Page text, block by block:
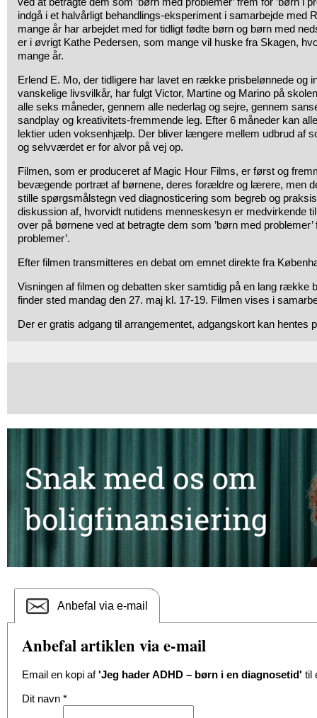
indgå i et halvårligt behandlings-eksperiment i samarbejde med
mange år har arbejdet med for tidligt fødte børn og børn med
er i øvrigt Kathe Pedersen, som mange vil huske fra Skagen,
mange år.
Erlend E. Mo, der tidligere har lavet en række prisbelønnede og
vanskelige livsvilkår, har fulgt Victor, Martine og Marino på
alle seks måneder, gennem alle nederlag og sejre, gennem
sandplay og kreativitets-fremmende leg. Efter 6 måneder kan
lektier uden voksenhjælp. Der bliver længere mellem udbrud af
og selvværdet er for alvor på vej op.
Filmen, som er produceret af Magic Hour Films, er først og
bevægende portræt af børnene, deres forældre og lærere, men
stille spørgsmålstegn ved diagnosticering som begreb og
diskussion af, hvorvidt nutidens menneskesyn er medvirkende
over på børnene ved at betragte dem som ’børn med problemer’
problemer’.
Efter filmen transmitteres en debat om emnet direkte fra
Visningen af filmen og debatten sker samtidig på en lang række
finder sted mandag den 27. maj kl. 17-19. Filmen vises i
Der er gratis adgang til arrangementet, adgangskort kan hentes
Anbefal via e-mail
Anbefal artiklen via e-mail
Email en kopi af'Jeg hader ADHD – børn i en diagnosetid' til
Dit navn *